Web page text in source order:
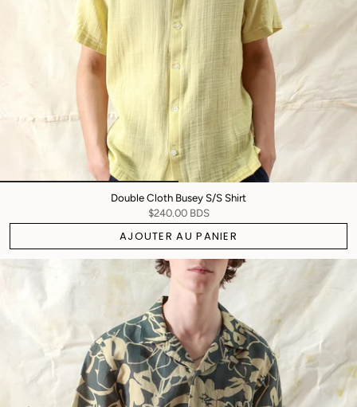
Double Cloth Busey S/S Shirt
$240.00 BDS
AJOUTER AU PANIER